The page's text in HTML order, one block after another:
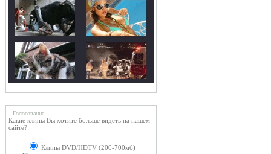
Голосование
Какие клипы Вы хотите больше видеть на нашем
сайте?
Клипы DVD/HDTV (200-700мб)